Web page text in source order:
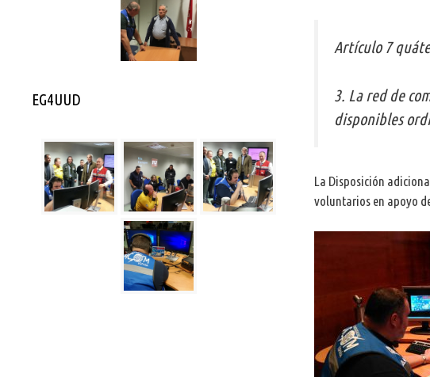
Artículo 7
3. La red de
disponibles
La Disposición
voluntarios en apoyo
EG4UUD